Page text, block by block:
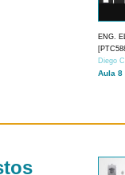
ENG.
Diego
Aula 8